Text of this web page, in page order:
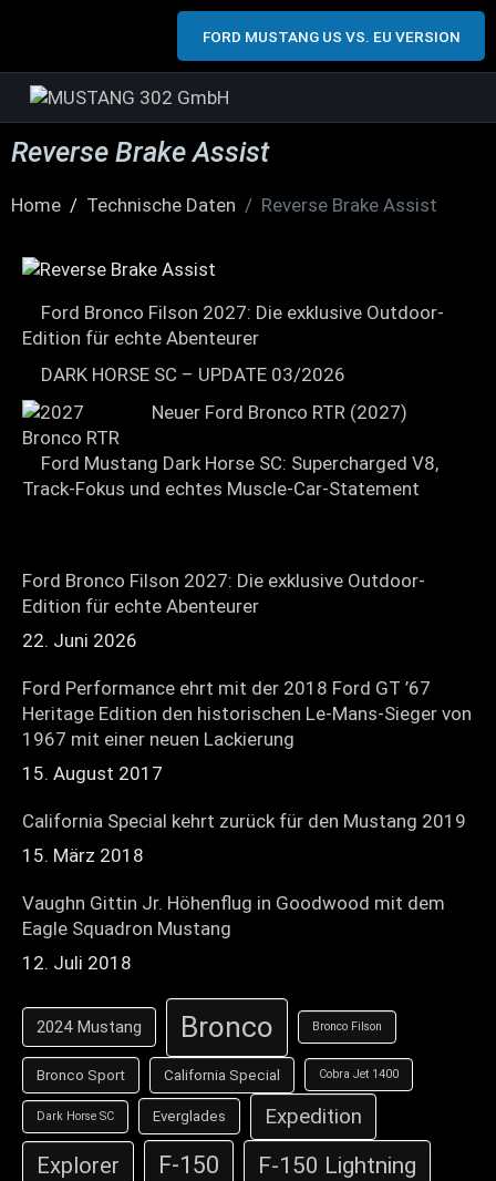
FORD MUSTANG US VS. EU VERSION
Reverse Brake Assist
Home Technische Daten Reverse Brake Assist
Ford Bronco Filson 2027: Die exklusive Outdoor-
Edition für echte Abenteurer
DARK HORSE SC – UPDATE 03/2026
Neuer Ford Bronco RTR (2027)
Ford Mustang Dark Horse SC: Supercharged V8,
Track-Fokus und echtes Muscle-Car-Statement
Ford Bronco Filson 2027: Die exklusive Outdoor-
Edition für echte Abenteurer
22. Juni 2026
Ford Performance ehrt mit der 2018 Ford GT ’67
Heritage Edition den historischen Le-Mans-Sieger von
1967 mit einer neuen Lackierung
15. August 2017
California Special kehrt zurück für den Mustang 2019
15. März 2018
Vaughn Gittin Jr. Höhenflug in Goodwood mit dem
Eagle Squadron Mustang
12. Juli 2018
2024 Mustang Bronco Bronco Filson
Bronco Sport California Special Cobra Jet 1400
Dark Horse SC Everglades Expedition
Explorer F-150 F-150 Lightning